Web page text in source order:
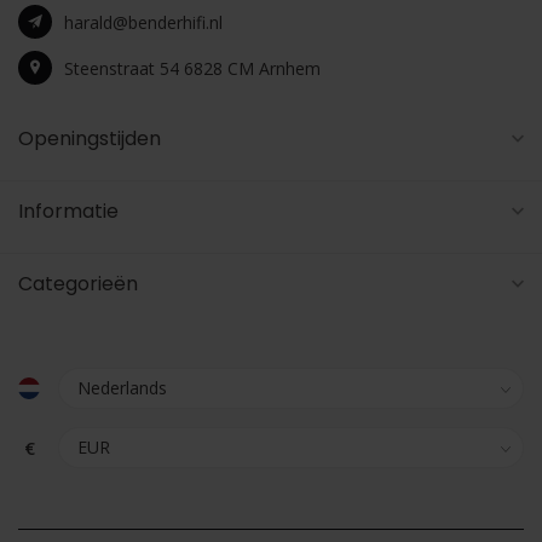
harald@benderhifi.nl
Steenstraat 54 6828 CM Arnhem
Openingstijden
Informatie
Categorieën
€